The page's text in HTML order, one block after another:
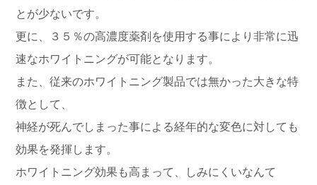
とが少ないです。
更に、３５％の高濃度薬剤を使用する事により非常に迅
速なホワイトニングが可能となります。
また、従来のホワイトニング製品では無かった大きな特
徴として、
神経が死んでしまった事による経年的な変色に対しても
効果を発揮します。
ホワイトニング効果も高まって、しみにくいなんて